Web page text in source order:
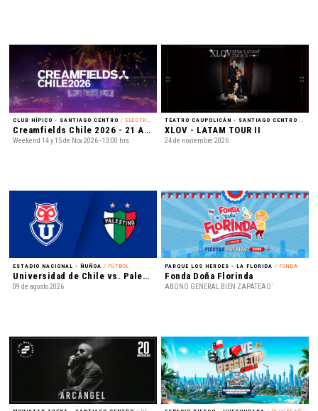
CLUB HÍPICO - SANTIAGO CENTRO / ELECTRÓNICA
Creamfields Chile 2026 - 21 Años
Weekend 14 y 15 de Nov 2026 - 13:00 hrs
TEATRO CAUPOLICÁN - SANTIAGO CENTRO
XLOV - LATAM TOUR II
24 de noviembre 2026
ESTADIO NACIONAL - ÑUÑOA / FÚTBOL
Universidad de Chile vs. Palestino - Liga de Primera Mercado Libre - Fecha 18
09 de agosto 2026
PARQUE LOS HEROES - LA FLORIDA / FONDA
Fonda Doña Florinda
ABONO GENERAL BIEN ZAPATEAO´